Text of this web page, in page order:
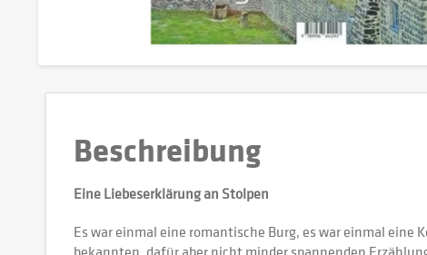
Beschreibung
Eine Liebeserklärung an Stolpen
Es war einmal eine romantische Burg, es war einmal eine